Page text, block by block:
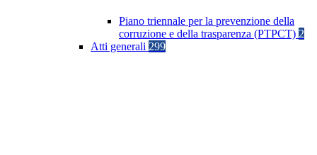
Piano triennale per la prevenzione della
corruzione e della trasparenza (PTPCT) 2
Atti generali 299